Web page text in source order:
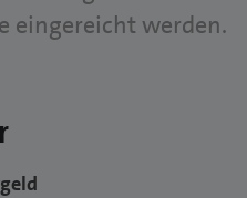
eingereicht werden.